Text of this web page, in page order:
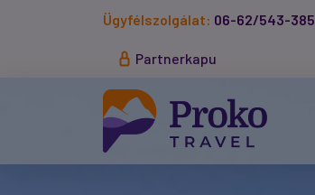
Ügyfélszolgálat: 06-62/543-385
Partnerkapu